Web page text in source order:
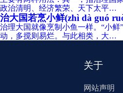
政治清明、经济繁荣、天下太平…
治大国若烹小鲜(zhì dà guó
治理大国就像烹制小鱼一样。“小
动，多搅则易烂。与此相类，大…
关于
网站声明